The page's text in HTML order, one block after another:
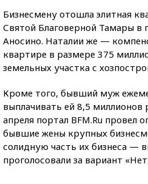
Бизнесмену отошла элитная
Святой Благоверной Тамары в
Аносино. Наталии же —
квартире в размере 375
земельных участка с
Кроме того, бывший муж
выплачивать ей 8,5 миллионов
апреля портал BFM.Ru провел
бывшие жены крупных
солидную часть их бизнеса —
проголосовали за вариант